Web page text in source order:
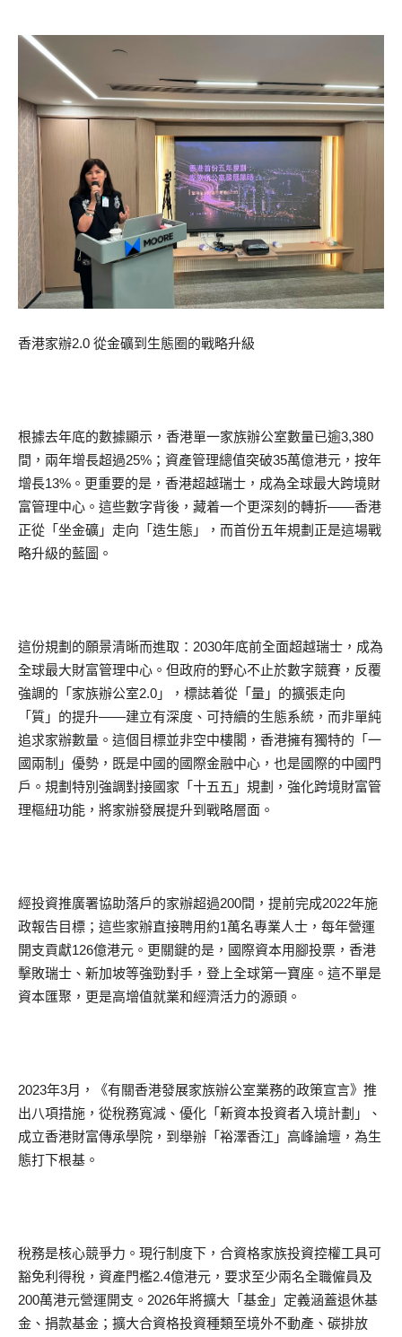
香港家辦2.0 從金礦到生態圈的戰略升級
根據去年底的數據顯示，香港單一家族辦公室數量已逾3,380
間，兩年增長超過25%；資產管理總值突破35萬億港元，按年
增長13%。更重要的是，香港超越瑞士，成為全球最大跨境財
富管理中心。這些數字背後，藏着一个更深刻的轉折——香港
正從「坐金礦」走向「造生態」，而首份五年規劃正是這場戰
略升級的藍圖。
這份規劃的願景清晰而進取：2030年底前全面超越瑞士，成為
全球最大財富管理中心。但政府的野心不止於數字競賽，反覆
強調的「家族辦公室2.0」，標誌着從「量」的擴張走向
「質」的提升——建立有深度、可持續的生態系統，而非單純
追求家辦數量。這個目標並非空中樓閣，香港擁有獨特的「一
國兩制」優勢，既是中國的國際金融中心，也是國際的中國門
戶。規劃特別強調對接國家「十五五」規劃，強化跨境財富管
理樞紐功能，將家辦發展提升到戰略層面。
經投資推廣署協助落戶的家辦超過200間，提前完成2022年施
政報告目標；這些家辦直接聘用約1萬名專業人士，每年營運
開支貢獻126億港元。更關鍵的是，國際資本用腳投票，香港
擊敗瑞士、新加坡等強勁對手，登上全球第一寶座。這不單是
資本匯聚，更是高增值就業和經濟活力的源頭。
2023年3月，《有關香港發展家族辦公室業務的政策宣言》推
出八項措施，從稅務寬減、優化「新資本投資者入境計劃」、
成立香港財富傳承學院，到舉辦「裕澤香江」高峰論壇，為生
態打下根基。
稅務是核心競爭力。現行制度下，合資格家族投資控權工具可
豁免利得稅，資產門檻2.4億港元，要求至少兩名全職僱員及
200萬港元營運開支。2026年將擴大「基金」定義涵蓋退休基
金、捐款基金；擴大合資格投資種類至境外不動產、碳排放